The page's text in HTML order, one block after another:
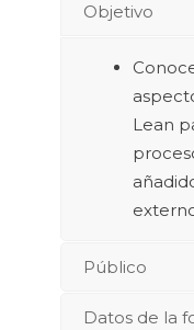
Objetivo
Lean
Público
Datos de la